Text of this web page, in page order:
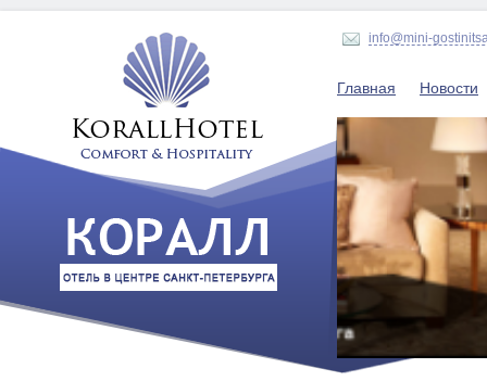
info@mini-
Главная Новости